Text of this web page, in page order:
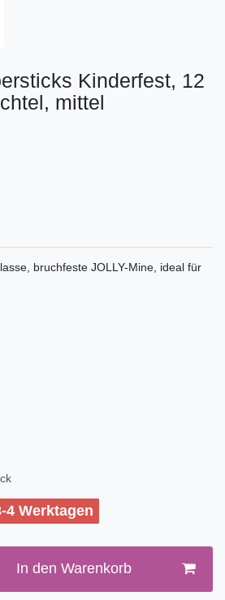
Kinderfest, 12
mittel
bruchfeste JOLLY-Mine, ideal für
4 Werktagen
In den Warenkorb